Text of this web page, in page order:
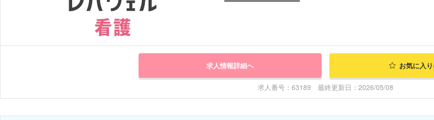
求人情報詳細へ お気に入
求人番号：63189 最終更新日：2026/05/08